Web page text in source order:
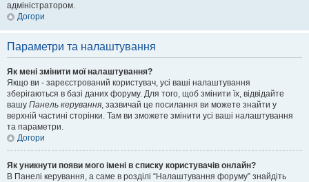
адміністратором.
Догори
Параметри та налаштування
Як мені змінити мої налаштування?
Якщо ви - зареєстрований користувач, усі ваші налаштування
зберігаються в базі даних форуму. Для того, щоб змінити їх, відвідайте
вашу Панель керування, зазвичай це посилання ви можете знайти у
верхній частині сторінки. Там ви зможете змінити усі ваші налаштування
та параметри.
Догори
Як уникнути появи мого імені в списку користувачів онлайн?
В Панелі керування, а саме в розділі “Налаштування форуму” знайдіть